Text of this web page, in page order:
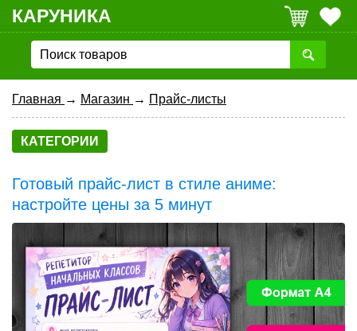
КАРУНИКА
Главная → Магазин → Прайс-листы
КАТЕГОРИИ
Готовый прайс-лист в стиле аниме:
настройте цены за 5 минут